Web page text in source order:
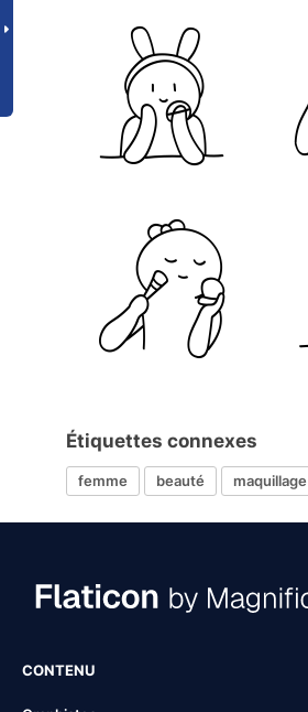
Étiquettes connexes
femme beauté maquillage
CONTENU